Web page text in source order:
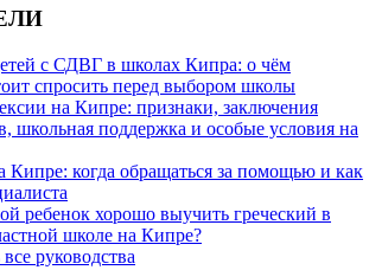
с СДВГ в школах Кипра: о чём
спросить перед выбором школы
на Кипре: признаки, заключения
школьная поддержка и особые условия на
Кипре: когда обращаться за помощью и как
ребенок хорошо выучить греческий в
школе на Кипре?
руководства